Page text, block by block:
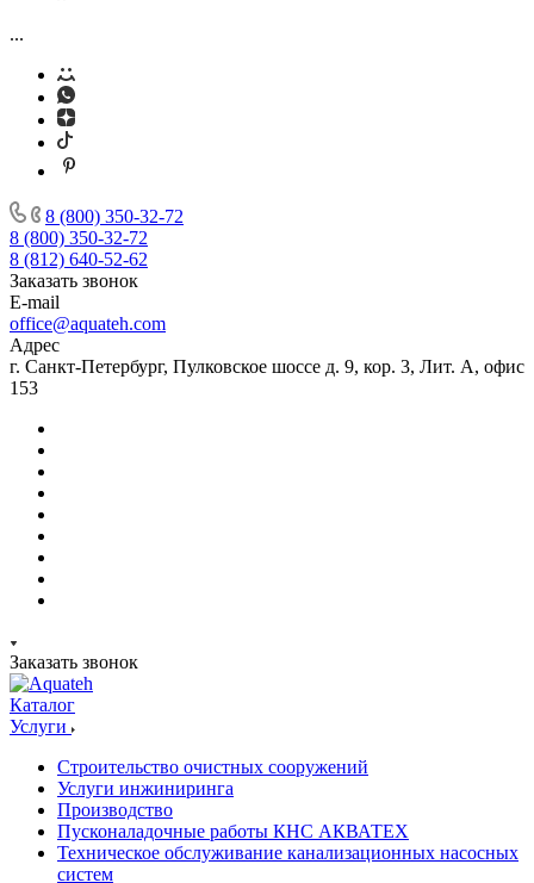
...
8 (800) 350-32-72
8 (800) 350-32-72
8 (812) 640-52-62
Заказать звонок
E-mail
office@aquateh.com
Адрес
г. Санкт-Петербург, Пулковское шоссе д. 9, кор. 3, Лит. А, офис
153
Заказать звонок
Каталог
Услуги
Строительство очистных сооружений
Услуги инжиниринга
Производство
Пусконаладочные работы КНС АКВАТЕХ
Техническое обслуживание канализационных насосных
систем